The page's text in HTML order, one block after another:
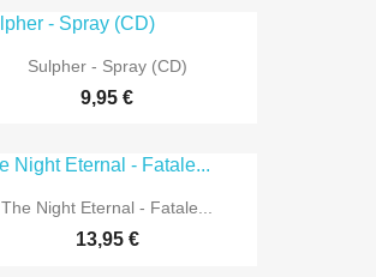
Sulpher - Spray (CD)
9,95 €
The Night Eternal - Fatale...
13,95 €